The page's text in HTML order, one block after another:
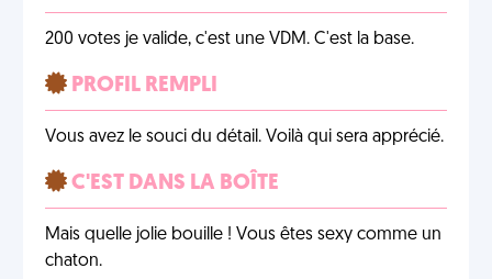
200 votes je valide, c'est une VDM. C'est la base.
PROFIL REMPLI
Vous avez le souci du détail. Voilà qui sera apprécié.
C'EST DANS LA BOÎTE
Mais quelle jolie bouille ! Vous êtes sexy comme un
chaton.